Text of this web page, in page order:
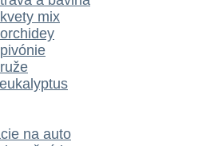
mix
na auto